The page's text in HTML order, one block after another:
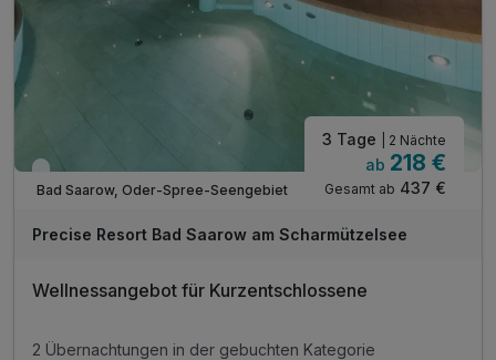
Informationsmaterial für Ausflüge am Hotelempfang
Viele Termine frei
Bad Saarow, Oder-Spree-Seengebiet
3 Tage | 2 Nächte
ab 218 €
Gesamt ab 437 €
Precise Resort Bad Saarow am Scharmützelsee
Wellnessangebot für Kurzentschlossene
2 Übernachtungen in der gebuchten Kategorie